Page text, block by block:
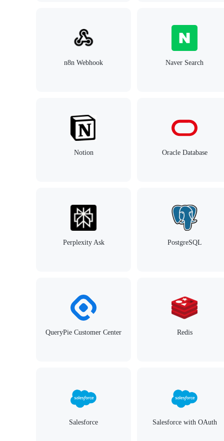
n8n Webhook Naver Search
Notion Oracle Database
Perplexity Ask PostgreSQL
QueryPie Customer Center Redis
Salesforce Salesforce with OAuth